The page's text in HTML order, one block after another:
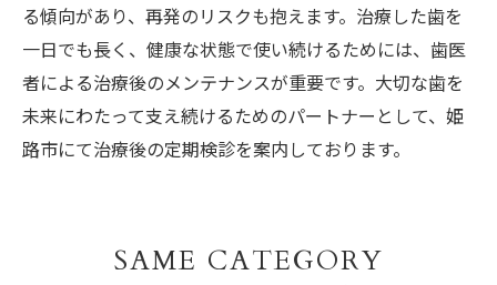
る傾向があり、再発のリスクも抱えます。治療した歯を
一日でも長く、健康な状態で使い続けるためには、歯医
者による治療後のメンテナンスが重要です。大切な歯を
未来にわたって支え続けるためのパートナーとして、姫
路市にて治療後の定期検診を案内しております。
SAME CATEGORY